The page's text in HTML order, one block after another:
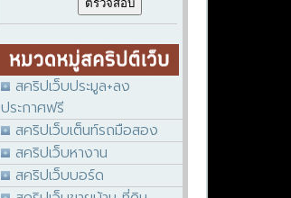
สคริปเว็บประมูล+ลง
ประกาศฟรี
สคริปเว็บเต็นท์รถมือสอง
สคริปเว็บหางาน
สคริปเว็บบอร์ด